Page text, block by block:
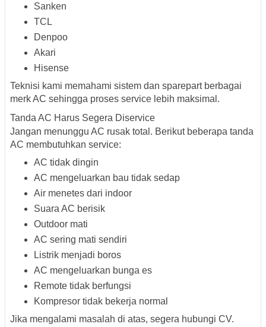
Sanken
TCL
Denpoo
Akari
Hisense
Teknisi kami memahami sistem dan sparepart berbagai
merk AC sehingga proses service lebih maksimal.
Tanda AC Harus Segera Diservice
Jangan menunggu AC rusak total. Berikut beberapa tanda
AC membutuhkan service:
AC tidak dingin
AC mengeluarkan bau tidak sedap
Air menetes dari indoor
Suara AC berisik
Outdoor mati
AC sering mati sendiri
Listrik menjadi boros
AC mengeluarkan bunga es
Remote tidak berfungsi
Kompresor tidak bekerja normal
Jika mengalami masalah di atas, segera hubungi CV.